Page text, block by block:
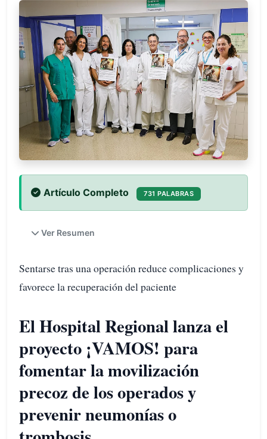
Artículo Completo 731 PALABRAS
Ver Resumen
Sentarse tras una operación reduce complicaciones y
favorece la recuperación del paciente
El Hospital Regional lanza el
proyecto ¡VAMOS! para
fomentar la movilización
precoz de los operados y
prevenir neumonías o